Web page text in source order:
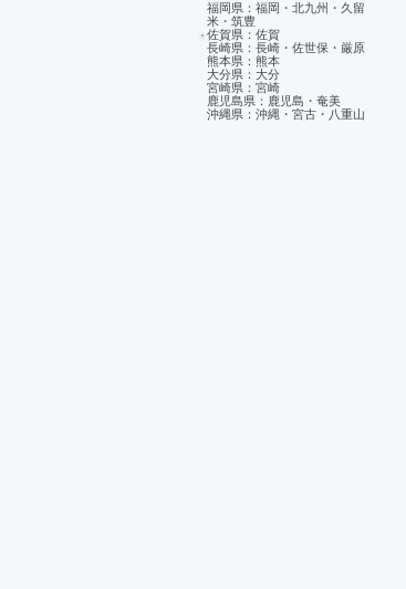
福岡県：福岡・北九州・久留
米・筑豊
佐賀県：佐賀
長崎県：長崎・佐世保・厳原
熊本県：熊本
大分県：大分
宮崎県：宮崎
鹿児島県：鹿児島・奄美
沖縄県：沖縄・宮古・八重山